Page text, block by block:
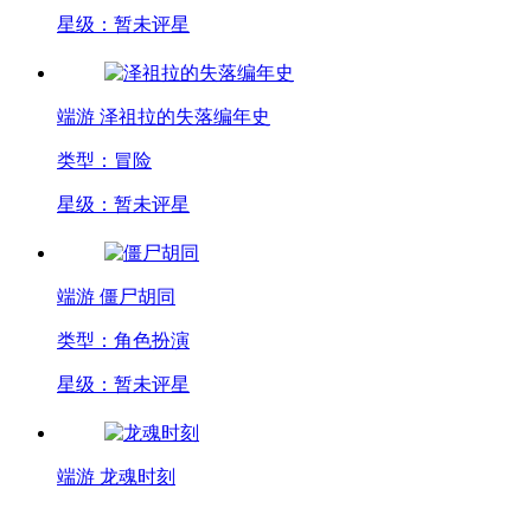
星级：暂未评星
端游 泽祖拉的失落编年史
类型：冒险
星级：暂未评星
端游 僵尸胡同
类型：角色扮演
星级：暂未评星
端游 龙魂时刻